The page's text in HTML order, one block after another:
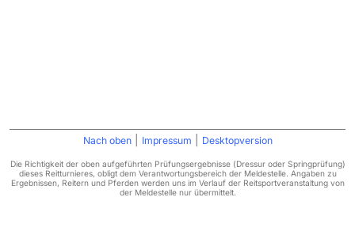
Nach oben Impressum Desktopversion
Die Richtigkeit der oben aufgeführten Prüfungsergebnisse (Dressur oder Springprüfung)
dieses Reitturnieres, obligt dem Verantwortungsbereich der Meldestelle. Angaben zu
Ergebnissen, Reitern und Pferden werden uns im Verlauf der Reitsportveranstaltung von
der Meldestelle nur übermittelt.